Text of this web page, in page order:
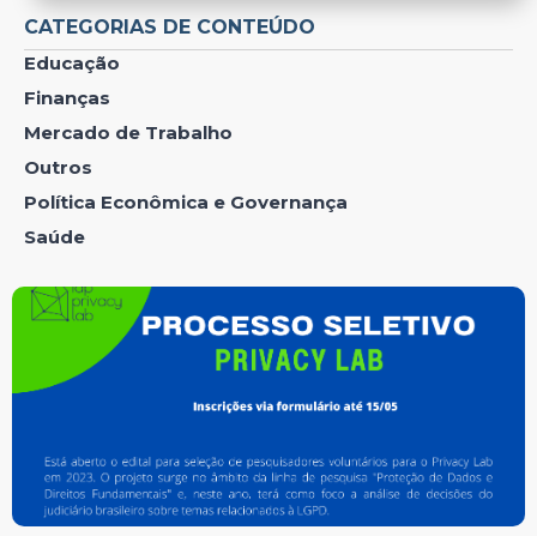
CATEGORIAS DE CONTEÚDO
Educação
Finanças
Mercado de Trabalho
Outros
Política Econômica e Governança
Saúde